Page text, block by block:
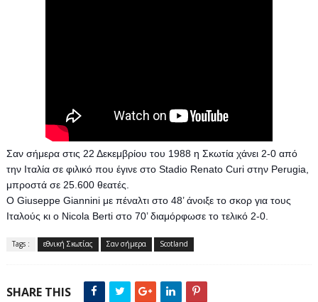
Σαν σήμερα στις 22 Δεκεμβρίου του 1988 η Σκωτία χάνει 2-0 από
την Ιταλία σε φιλικό που έγινε στο Stadio Renato Curi στην Perugia,
μπροστά σε 25.600 θεατές.
Ο Giuseppe Giannini με πέναλτι στο 48’ άνοιξε το σκορ για τους
Ιταλούς κι ο Nicola Berti στο 70’ διαμόρφωσε το τελικό 2-0.
Tags : εθνική Σκωτίας Σαν σήμερα Scotland
SHARE THIS